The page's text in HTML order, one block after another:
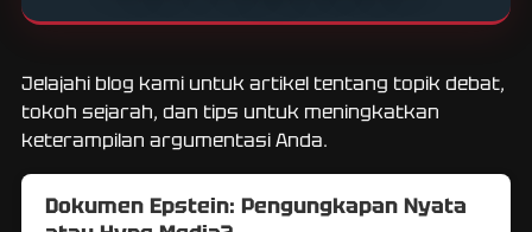
Jelajahi blog kami untuk artikel tentang topik debat,
tokoh sejarah, dan tips untuk meningkatkan
keterampilan argumentasi Anda.
Dokumen Epstein: Pengungkapan Nyata